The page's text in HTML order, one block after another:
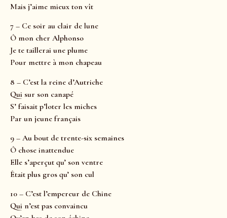
Mais j’aime mieux ton vît
7 – Ce soir au clair de lune
Ô mon cher Alphonso
Je te taillerai une plume
Pour mettre à mon chapeau
8 – C’est la reine d’Autriche
Qui sur son canapé
S’ faisait p’loter les miches
Par un jeune français
9 – Au bout de trente-six semaines
Ô chose inattendue
Elle s’aperçut qu’ son ventre
Était plus gros qu’ son cul
10 – C’est l’empereur de Chine
Qui n’est pas convaincu